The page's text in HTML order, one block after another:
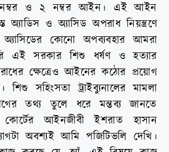
ও ২ নম্বর আইন। এই আইন
ও অ্যাসিড অপরাধ নিয়ন্ত্রণে
কোনো অপব্যবহার আমরা
এই সরকার শিশু ধর্ষণ ও হত্যার
ক্ষেত্রেও আইনের কঠোর প্রয়োগ
শিশু সহিংসতা ট্রাইব্যুনালের মামলা
তথ্য তুলে ধরে মন্তব্য জানতে
আইনজীবী ইশরাত হাসান
অবশ্যই আমি পজিটিভলি দেখি।